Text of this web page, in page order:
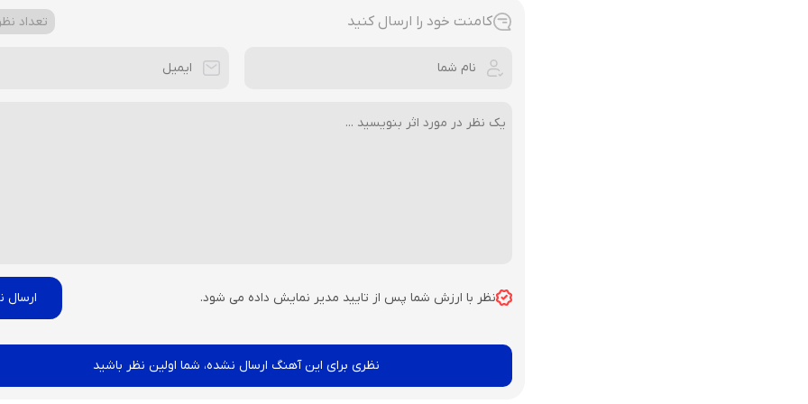
کامنت خود را ارسال کنید تعداد
نظر با ارزش شما پس از تایید مدیر نمایش داده می شود.
نظری برای این آهنگ ارسال نشده، شما اولین نظر باشید